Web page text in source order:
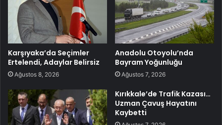
Karşıyaka’da Seçimler
Ertelendi, Adaylar Belirsiz
Ağustos 8, 2026
Anadolu Otoyolu’nda
Bayram Yoğunluğu
Ağustos 7, 2026
Kırıkkale’de Trafik Kazası…
Uzman Çavuş Hayatını
Kaybetti